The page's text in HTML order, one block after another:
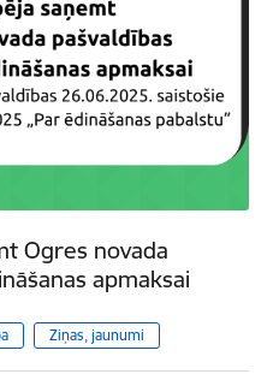
Ogres novada
apmaksai
Ziņas, jaunumi